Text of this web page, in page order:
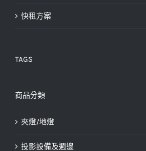
快租方案
TAGS
商品分類
夾燈/地燈
投影設備及週邊